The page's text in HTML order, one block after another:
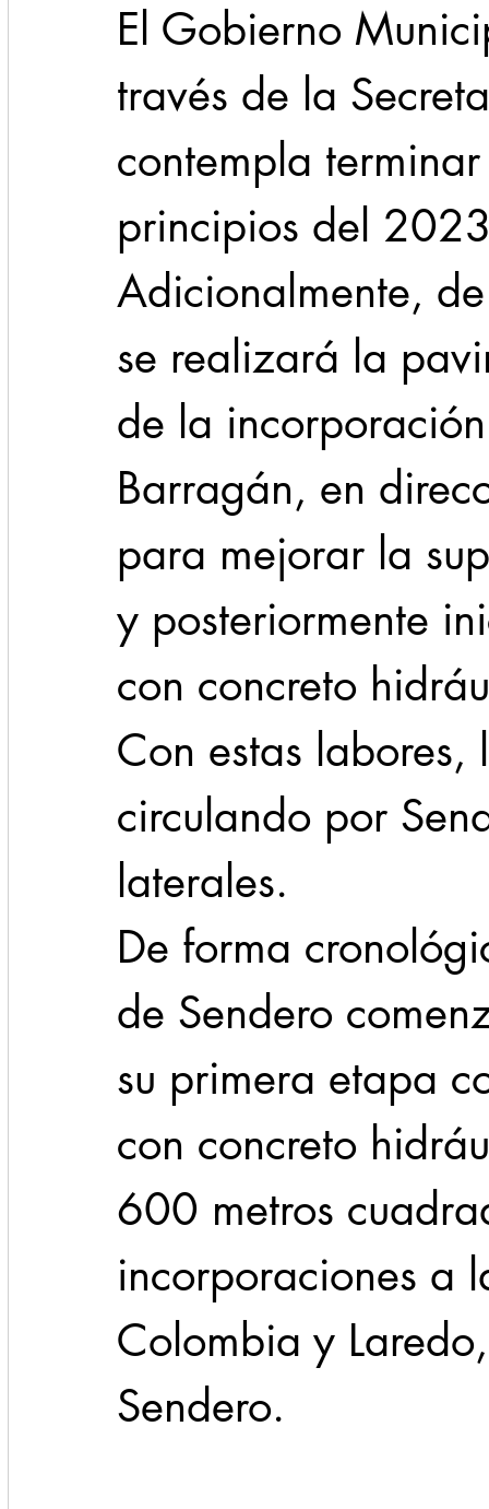
El Gobierno
través de la
contempla
principios del
Adicionalmente,
se realizará la
de la
Barragán, en
para mejorar la
y posteriormente
con concreto
Con estas
circulando por
laterales.
De forma
de Sendero
su primera etapa
con concreto
600 metros
incorporaciones a
Colombia y
Sendero.